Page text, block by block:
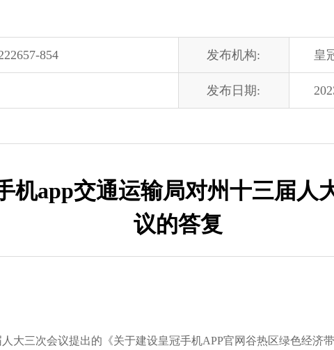
854 发布机构: 皇
发布日期:
机app交通运输局对州十三届人
议的答复
大三次会议提出的《关于建设皇冠手机APP官网谷热区绿色经济